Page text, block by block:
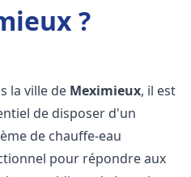
?
la ville de Meximieux, il est
de disposer d'un
de chauffe-eau
pour répondre aux